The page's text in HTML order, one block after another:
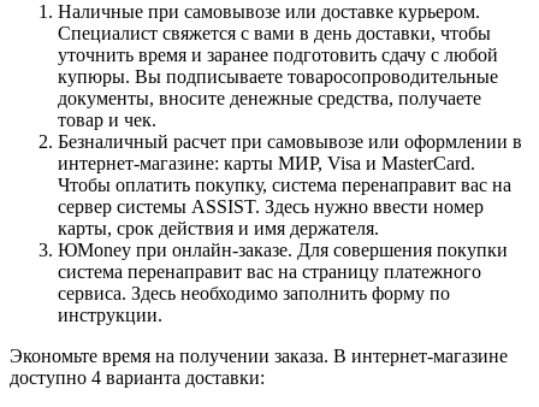
Наличные при самовывозе или доставке курьером.
Специалист свяжется с вами в день доставки, чтобы
уточнить время и заранее подготовить сдачу с любой
купюры. Вы подписываете товаросопроводительные
документы, вносите денежные средства, получаете
товар и чек.
Безналичный расчет при самовывозе или оформлении в
интернет-магазине: карты МИР, Visa и MasterCard.
Чтобы оплатить покупку, система перенаправит вас на
сервер системы ASSIST. Здесь нужно ввести номер
карты, срок действия и имя держателя.
ЮMoney при онлайн-заказе. Для совершения покупки
система перенаправит вас на страницу платежного
сервиса. Здесь необходимо заполнить форму по
инструкции.
Экономьте время на получении заказа. В интернет-магазине
доступно 4 варианта доставки: